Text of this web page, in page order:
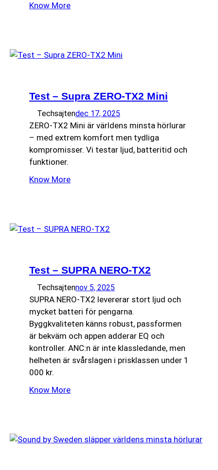
Know More
Test – Supra ZERO-TX2 Mini
Techsajtendec 17, 2025
ZERO-TX2 Mini är världens minsta hörlurar
– med extrem komfort men tydliga
kompromisser. Vi testar ljud, batteritid och
funktioner.
Know More
Test – SUPRA NERO-TX2
Techsajtennov 5, 2025
SUPRA NERO-TX2 levererar stort ljud och
mycket batteri för pengarna.
Byggkvaliteten känns robust, passformen
är bekväm och appen adderar EQ och
kontroller. ANC:n är inte klassledande, men
helheten är svårslagen i prisklassen under 1
000 kr.
Know More